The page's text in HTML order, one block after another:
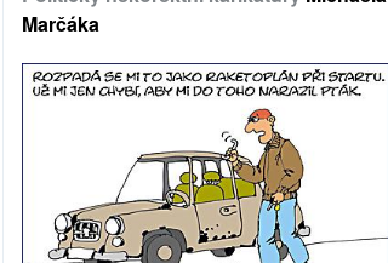
➥
Marčáka